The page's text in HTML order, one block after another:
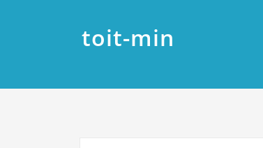
toit-min